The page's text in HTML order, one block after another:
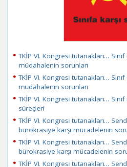
TKİP VI. Kongresi tutanakları…
müdahalenin sorunları
TKİP VI. Kongresi tutanakları…
müdahalenin sorunları
TKİP VI. Kongresi tutanakları…
süreçleri
TKİP VI. Kongresi tutanakları…
bürokrasiye karşı mücadelenin
TKİP VI. Kongresi tutanakları…
bürokrasiye karşı mücadelenin
TKİP VI. Kongresi tutanakları…